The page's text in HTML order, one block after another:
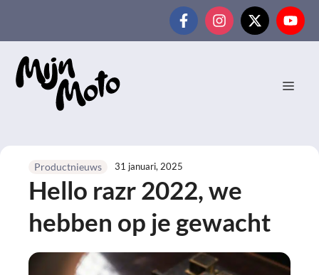
de
inhoud
Productnieuws 31 januari, 2025
Hello razr 2022, we
hebben op je gewacht